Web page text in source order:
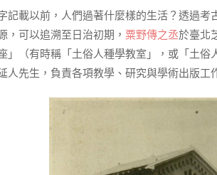
記載以前，人們過著什麼樣的生活？透過
，可以追溯至日治初期， 粟野傳之丞於臺北
」（有時稱「土俗人種學教室」，或「土
人先生，負責各項教學、研究與學術出版工